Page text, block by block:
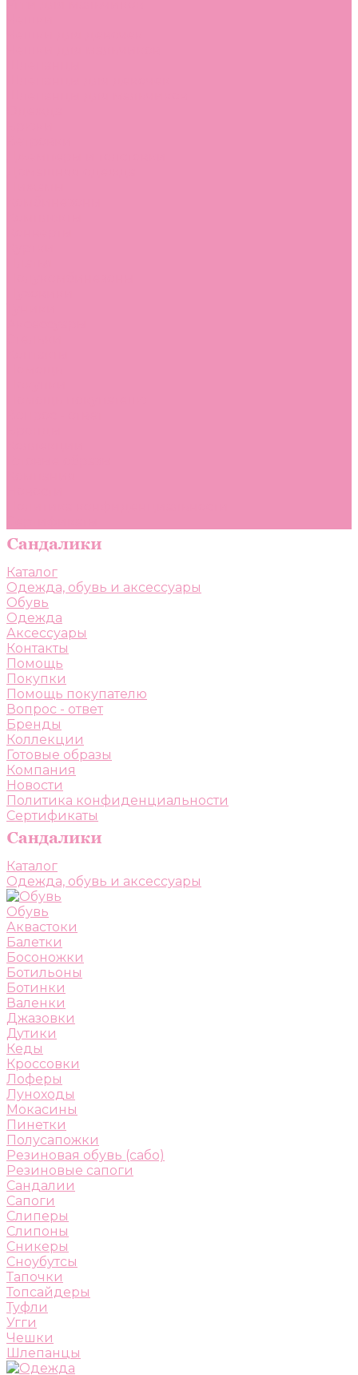
Каталог
Одежда, обувь и аксессуары
Обувь
Одежда
Аксессуары
Контакты
Помощь
Покупки
Помощь покупателю
Вопрос - ответ
Бренды
Коллекции
Готовые образы
Компания
Новости
Политика конфиденциальности
Сертификаты
Каталог
Одежда, обувь и аксессуары
Обувь
Аквастоки
Балетки
Босоножки
Ботильоны
Ботинки
Валенки
Джазовки
Дутики
Кеды
Кроссовки
Лоферы
Луноходы
Мокасины
Пинетки
Полусапожки
Резиновая обувь (сабо)
Резиновые сапоги
Сандалии
Сапоги
Слиперы
Слипоны
Сникеры
Сноубутсы
Тапочки
Топсайдеры
Туфли
Угги
Чешки
Шлепанцы